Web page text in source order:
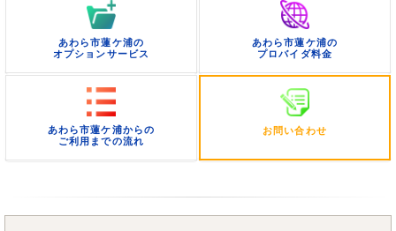
あわら市蓮ケ浦の
オプションサービス
あわら市蓮ケ浦の
プロバイダ料金
あわら市蓮ケ浦からの
ご利用までの流れ
お問い合わせ